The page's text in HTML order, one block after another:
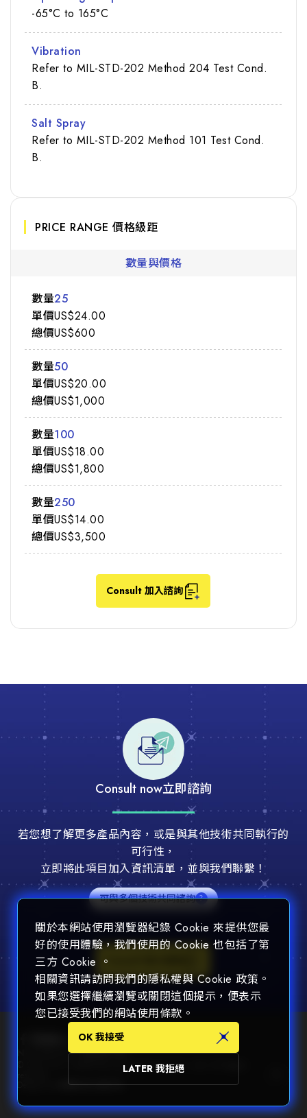
-65°C to 165°C
Vibration
Refer to MIL-STD-202 Method 204 Test Cond.
B.
Salt Spray
Refer to MIL-STD-202 Method 101 Test Cond.
B.
PRICE RANGE 價格級距
數量與價格
25
US$24.00
US$600
50
US$20.00
US$1,000
100
US$18.00
US$1,800
250
US$14.00
US$3,500
Consult 加入諮詢
Consult now立即諮詢
若您想了解更多產品內容，或是與其他技術共同執行的
可行性，
立即將此項目加入資訊清單，並與我們聯繫！
可與多個技術共同諮詢
Consult 加入諮詢
Newsletter 訂閱電子報
© 2025 Chin Nan® Precision Electronics Co., Ltd. All Rights
WDD.隱私權政策
關於本網站使用瀏覽器紀錄 Cookie 來提供您最
好的使用體驗，我們使用的 Cookie 也包括了第
三方 Cookie 。
相關資訊請訪問我們的隱私權與 Cookie 政策。
如果您選擇繼續瀏覽或關閉這個提示，便表示
您已接受我們的網站使用條款。
OK 我接受
LATER 我拒絕